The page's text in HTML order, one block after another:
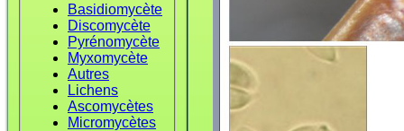
Basidiomycète
Discomycète
Pyrénomycète
Myxomycète
Autres
Lichens
Ascomycètes
Micromycètes